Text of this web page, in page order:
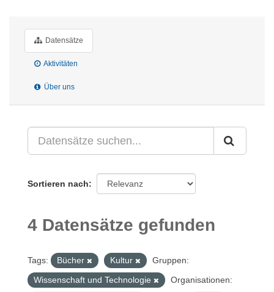
Datensätze
Aktivitäten
Über uns
Sortieren nach
4 Datensätze gefunden
Tags: Bücher Kultur
Gruppen:
Wissenschaft und Technologie
Organisationen: